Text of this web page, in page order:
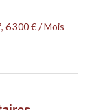
6 300 € / Mois